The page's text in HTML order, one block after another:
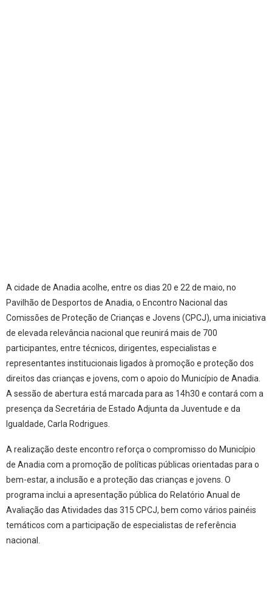
A cidade de Anadia acolhe, entre os dias 20 e 22 de maio, no
Pavilhão de Desportos de Anadia, o Encontro Nacional das
Comissões de Proteção de Crianças e Jovens (CPCJ), uma iniciativa
de elevada relevância nacional que reunirá mais de 700
participantes, entre técnicos, dirigentes, especialistas e
representantes institucionais ligados à promoção e proteção dos
direitos das crianças e jovens, com o apoio do Município de Anadia.
A sessão de abertura está marcada para as 14h30 e contará com a
presença da Secretária de Estado Adjunta da Juventude e da
Igualdade, Carla Rodrigues.
A realização deste encontro reforça o compromisso do Município
de Anadia com a promoção de políticas públicas orientadas para o
bem-estar, a inclusão e a proteção das crianças e jovens. O
programa inclui a apresentação pública do Relatório Anual de
Avaliação das Atividades das 315 CPCJ, bem como vários painéis
temáticos com a participação de especialistas de referência
nacional.